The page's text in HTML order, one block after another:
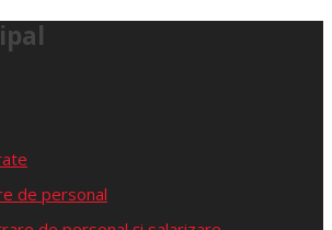
de personal